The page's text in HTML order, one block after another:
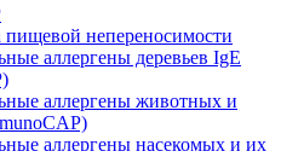
пищевой непереносимости
аллергены деревьев IgE
аллергены животных и
аллергены насекомых и их